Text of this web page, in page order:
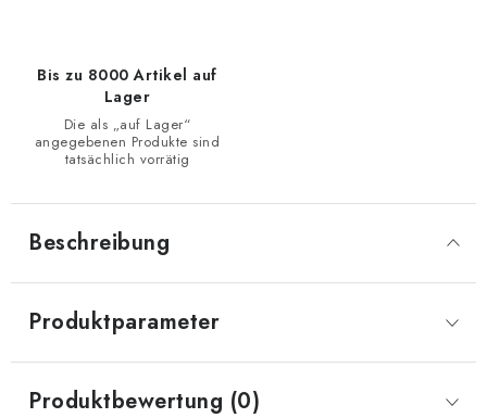
Bis zu 8000 Artikel auf
Lager
Die als „auf Lager“
angegebenen Produkte sind
tatsächlich vorrätig
Beschreibung
Produktparameter
Produktbewertung (0)